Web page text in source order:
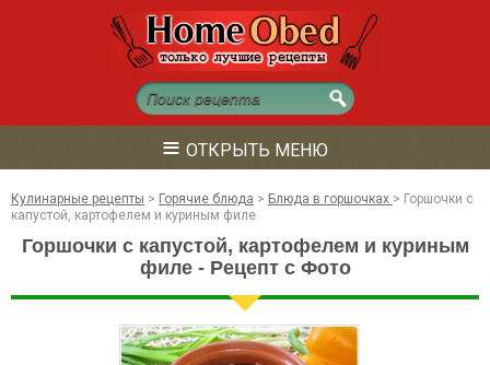
≡ ОТКРЫТЬ МЕНЮ
Кулинарные рецепты > Горячие блюда > Блюда в горшочках > Горшочки с
капустой, картофелем и куриным филе
Горшочки с капустой, картофелем и куриным
филе - Рецепт с Фото